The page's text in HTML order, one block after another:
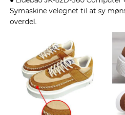
Symaskine velegnet til at sy
overdel.